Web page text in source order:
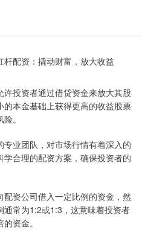
投资者通过借贷资金来放大其股
本金基础上获得更高的收益股票
。
业团队，对市场行情有着深入的
合理的配资方案，确保投资者的
资公司借入一定比例的资金，然
常为1:2或1:3，这意味着投资者
资金。